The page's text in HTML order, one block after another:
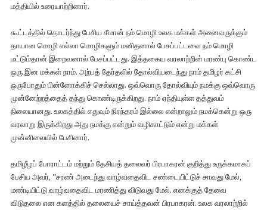
மத்தியில் உரையாற்றினார்.
கூட்டத்தில் தொடர்ந்து பேசிய சீமான் நம் மொழி உலக மக்கள் அனைவருக்கும்
தாயான மொழி எல்லா மொழிகளும் மனிதனால் பேசப்பட்டவை நம் மொழி
மட்டும்தான் இறைவனால் பேசப்பட்டது. இத்தகைய வரலாற்றின் மாண்பு கொண்ட
ஒரு இன மக்கள் நாம். அற்பத் தேர்தலில் தோல்வியடைந்து நாம் தமிழர் கட்சி
ஒருபோதும் பின்னோக்கிச் செல்லாது. ஒவ்வொரு தோல்வியும் நமக்கு ஒவ்வொரு
முன்னேற்றத்தைத் தந்து கொண்டிருக்கிறது. நாம் ஏந்தியுள்ள தத்துவம்
நிலையானது. உலகத்தில் எதுவும் நிரந்தரம் இல்லை என்றாலும் நமக்கென்று ஒரு
வரலாறு இருக்கிறது அது நமக்கு என்றும் வழிகாட்டும் என்று மக்கள்
முன்னிலையில் பேசினார்.
தமிழீழப் போராட்டம் மற்றும் தேசியத் தலைவர் பிரபாகரன் குறித்து உருக்கமாகப்
பேசிய அவர், "சரண் அடைந்து வாழ்வதைவிட சண்டையிட்டுச் சாவது மேல்,
மண்டியிட்டு வாழ்வதைவிட மரணித்து விடுவது மேல். எனக்குத் தேவை
விடுதலை என களத்தில் தலையைச் சாய்த்தவன் பிரபாகரன். உலக வரலாற்றில்